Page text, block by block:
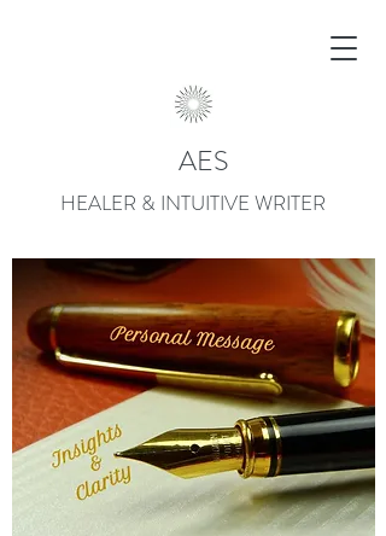
AES
HEALER & INTUITIVE WRITER